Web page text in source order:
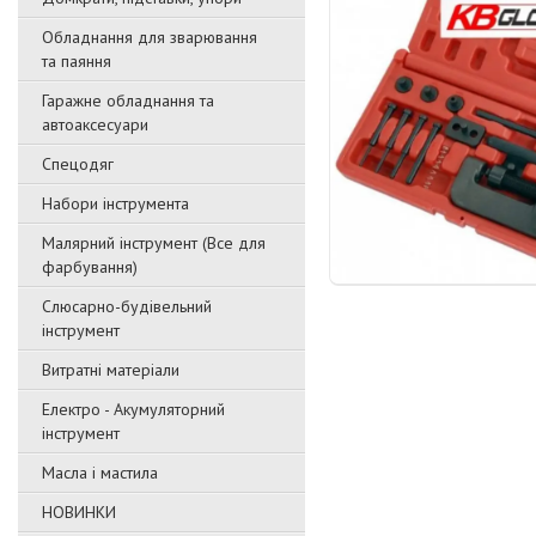
Обладнання для зварювання
та паяння
Гаражне обладнання та
автоаксесуари
Спецодяг
Набори інструмента
Малярний інструмент (Все для
фарбування)
Слюсарно-будівельний
інструмент
Витратні матеріали
Електро - Акумуляторний
інструмент
Масла і мастила
НОВИНКИ